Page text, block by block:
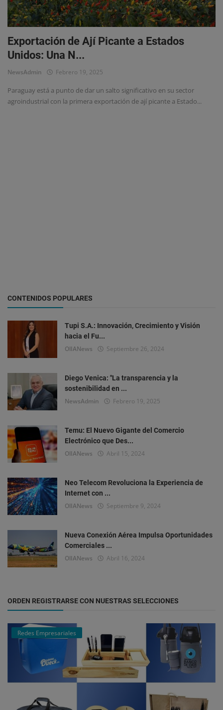
Eventos
Exportación de Ají Picante a Estados
Unidos: Una N...
NewsAdmin Febrero 19, 2025
Paraguay está a punto de dar un salto significativo en su sector
agroindustrial con la primera exportación de ají picante a Estado...
CONTENIDOS POPULARES
Tupi S.A.: Innovación, Crecimiento y Visión
hacia el Fu...
OlIANews Septiembre 26, 2024
Diego Venica: "La transparencia y la
sostenibilidad en ...
NewsAdmin Febrero 19, 2025
Temu: El Nuevo Gigante del Comercio
Electrónico que Des...
OlIANews Abril 15, 2024
Neo Telecom Revoluciona la Experiencia de
Internet con ...
OlIANews Septiembre 9, 2024
Nueva Conexión Aérea Impulsa Oportunidades
Comerciales ...
OlIANews Abril 16, 2024
ORDEN REGISTRARSE CON NUESTRAS SELECCIONES
Redes Empresariales